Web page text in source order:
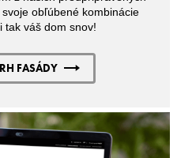
obľúbené kombinácie
tak váš dom snov!
FASÁDY